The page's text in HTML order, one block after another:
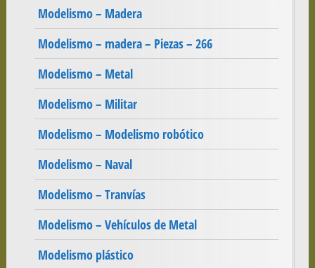
Modelismo – Madera
Modelismo – madera – Piezas – 266
Modelismo – Metal
Modelismo – Militar
Modelismo – Modelismo robótico
Modelismo – Naval
Modelismo – Tranvías
Modelismo – Vehículos de Metal
Modelismo plástico